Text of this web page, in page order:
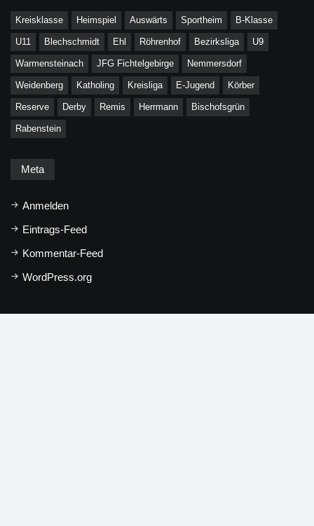
Kreisklasse Heimspiel Auswärts Sportheim B-Klasse
U11 Blechschmidt Ehl Röhrenhof Bezirksliga U9
Warmensteinach JFG Fichtelgebirge Nemmersdorf
Weidenberg Katholing Kreisliga E-Jugend Körber
Reserve Derby Remis Herrmann Bischofsgrün
Rabenstein
Meta
Anmelden
Eintrags-Feed
Kommentar-Feed
WordPress.org